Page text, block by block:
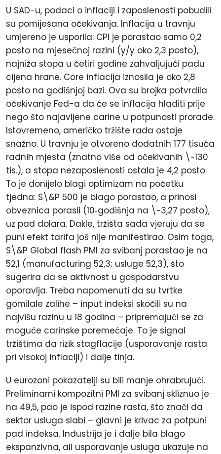
U SAD-u, podaci o inflaciji i zaposlenosti pobudili
su pomiješana očekivanja. Inflacija u travnju
umjereno je usporila: CPI je porastao samo 0,2
posto na mjesečnoj razini (y/y oko 2,3 posto),
najniža stopa u četiri godine zahvaljujući padu
cijena hrane. Core inflacija iznosila je oko 2,8
posto na godišnjoj bazi. Ova su brojka potvrdila
očekivanje Fed-a da će se inflacija hladiti prije
nego što najavljene carine u potpunosti prorade.
Istovremeno, američko tržište rada ostaje
snažno. U travnju je otvoreno dodatnih 177 tisuća
radnih mjesta (znatno više od očekivanih \~130
tis.), a stopa nezaposlenosti ostala je 4,2 posto.
To je donijelo blagi optimizam na početku
tjedna: S\&P 500 je blago porastao, a prinosi
obveznica porasli (10‑godišnja na \~3,27 posto),
uz pad dolara. Dakle, tržišta sada vjeruju da se
puni efekt tarifa još nije manifestirao. Osim toga,
S\&P Global flash PMI za svibanj porastao je na
52,1 (manufacturing 52,3; usluge 52,3), što
sugerira da se aktivnost u gospodarstvu
oporavlja. Treba napomenuti da su tvrtke
gomilale zalihe – input indeksi skočili su na
najvišu razinu u 18 godina – pripremajući se za
moguće carinske poremećaje. To je signal
tržištima da rizik stagflacije (usporavanje rasta
pri visokoj inflaciji) i dalje tinja.
U eurozoni pokazatelji su bili manje ohrabrujući.
Preliminarni kompozitni PMI za svibanj skliznuo je
na 49,5, pao je ispod razine rasta, što znači da
sektor usluga slabi – glavni je krivac za potpuni
pad indeksa. Industrija je i dalje bila blago
ekspanzivna, ali usporavanje usluga ukazuje na